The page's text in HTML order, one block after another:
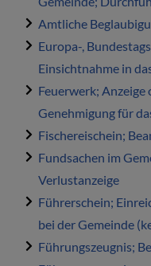
Amtliche
Europa-,
Einsichtnahme in
Feuerwerk;
Genehmigung für
Fischereischein;
Fundsachen im
Verlustanzeige
Führerschein;
bei der Gemeinde
Führungszeugnis;